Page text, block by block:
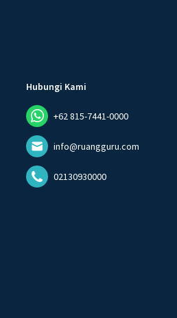
Hubungi Kami
+62 815-7441-0000
info@ruangguru.com
02130930000